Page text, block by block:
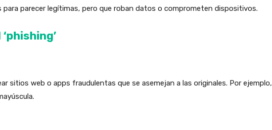
para parecer legítimas, pero que roban datos o comprometen dispositivos.
sitios web o apps fraudulentas que se asemejan a las originales. Por ejemplo,